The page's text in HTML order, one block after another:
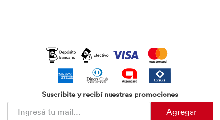
Suscribite y recibí nuestras promociones
Agregar